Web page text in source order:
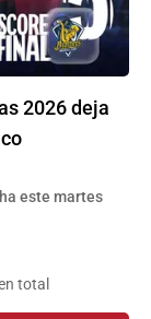
2026 deja
este martes
total